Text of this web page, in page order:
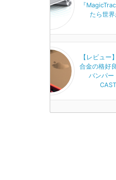
『
たら世
【レビュー
合金の格好
バンパー